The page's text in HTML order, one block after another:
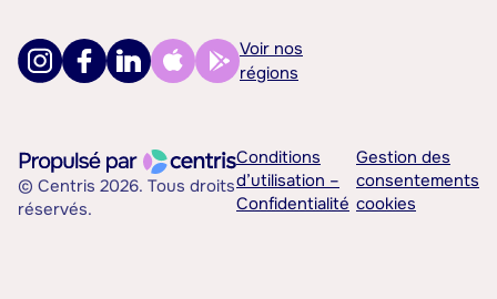
Voir nos
régions
© Centris 2026. Tous droits
réservés.
Conditions
d’utilisation –
Confidentialité
Gestion des
consentements
cookies